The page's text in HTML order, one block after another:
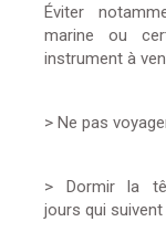
Éviter
marine ou
instrument à
> Ne pas
> Dormir la
jours qui suivent